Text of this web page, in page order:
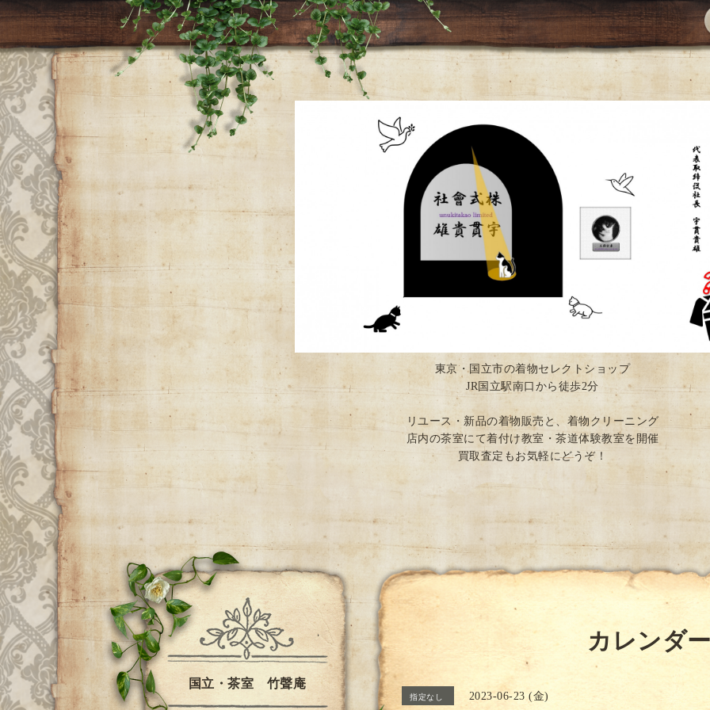
東京・国立市の着物セレクトショップ
JR国立駅南口から徒歩2分
リユース・新品の着物販売と、着物クリーニング
店内の茶室にて着付け教室・茶道体験教室を開催
買取査定もお気軽にどうぞ！
カレンダ
指定なし 2023-06-23 (金)
国立・茶室 竹聲庵